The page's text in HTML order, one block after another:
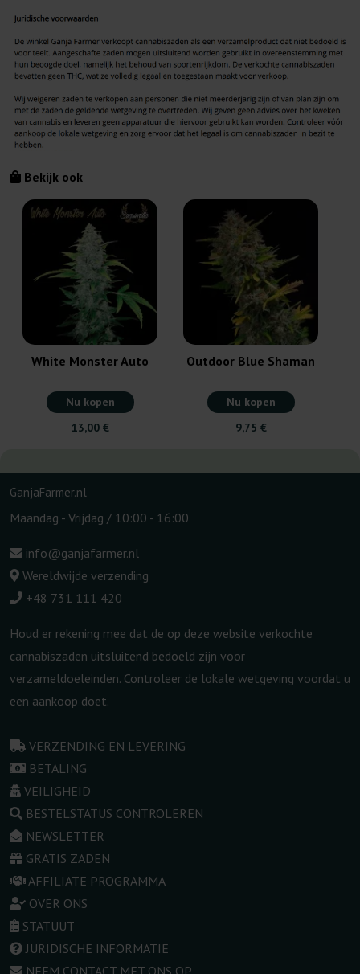
Bekijk ook
White Monster Auto
Nu kopen
13,00 €
Outdoor Blue Shaman
Nu kopen
9,75 €
GanjaFarmer.nl
Maandag - Vrijdag / 10:00 - 16:00
info@ganjafarmer.nl
Wereldwijde verzending
+48 731 111 420
Houd er rekening mee dat de op deze website verkochte
cannabiszaden uitsluitend bedoeld zijn voor
verzameldoeleinden. Controleer de lokale wetgeving voordat u
een aankoop doet.
VERZENDING EN LEVERING
BETALING
VEILIGHEID
BESTELSTATUS CONTROLEREN
NEWSLETTER
GRATIS ZADEN
AFFILIATE PROGRAMMA
OVER ONS
STATUUT
JURIDISCHE INFORMATIE